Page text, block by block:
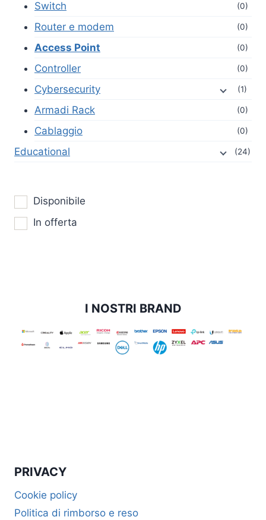
Switch (0)
Router e modem (0)
Access Point (0)
Controller (0)
Cybersecurity (1)
Armadi Rack (0)
Cablaggio (0)
Educational (24)
Disponibile
In offerta
I NOSTRI BRAND
PRIVACY
Cookie policy
Politica di rimborso e reso